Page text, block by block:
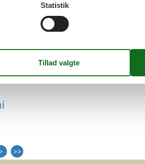
>>
Statistik